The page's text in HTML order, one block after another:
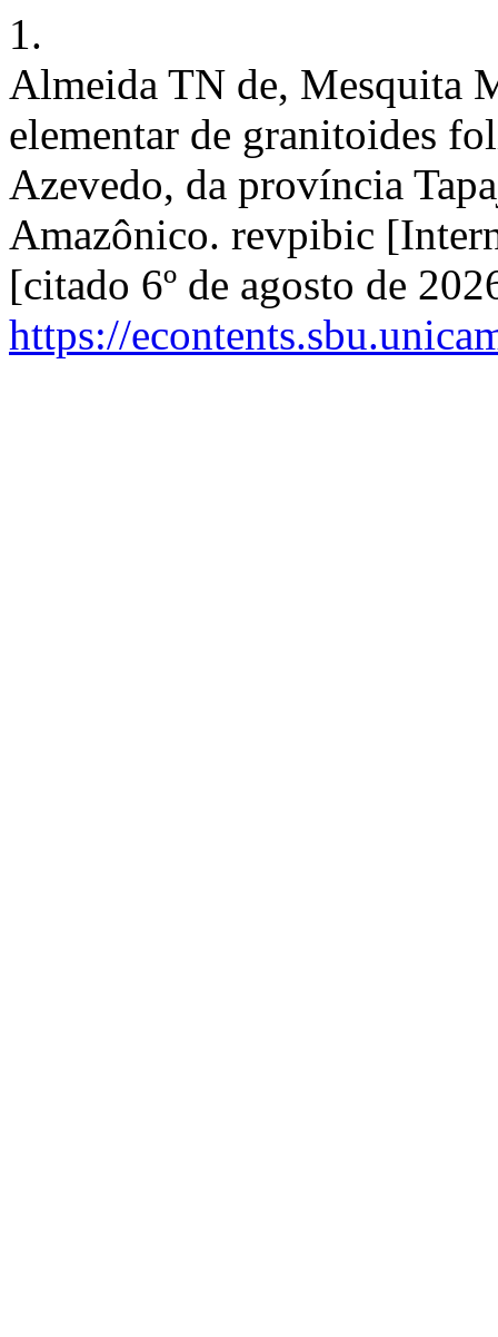
1.
Almeida TN de, Mesquita
elementar de granitoides
Azevedo, da província
Amazônico. revpibic
[citado 6º de agosto de
https://